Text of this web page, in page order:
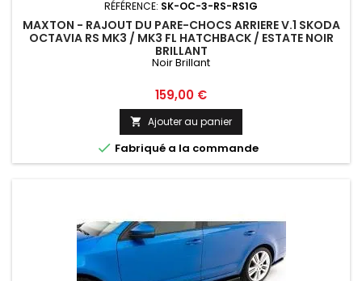
RÉFÉRENCE: SK-OC-3-RS-RS1G
MAXTON - RAJOUT DU PARE-CHOCS ARRIERE V.1 SKODA
OCTAVIA RS MK3 / MK3 FL HATCHBACK / ESTATE NOIR
BRILLANT
Noir Brillant
Prix
159,00 €
 Ajouter au panier
 Fabriqué a la commande